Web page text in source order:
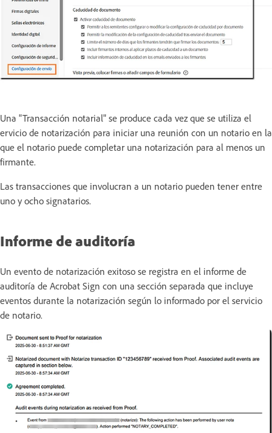
Una "Transacción notarial" se produce cada vez que se utiliza el
ervicio de notarización para iniciar una reunión con un notario en la
que el notario puede completar una notarización para al menos un
firmante.
Las transacciones que involucran a un notario pueden tener entre
uno y ocho signatarios.
Informe de auditoría
Un evento de notarización exitoso se registra en el informe de
auditoría de Acrobat Sign con una sección separada que incluye
eventos durante la notarización según lo informado por el servicio
de notario.